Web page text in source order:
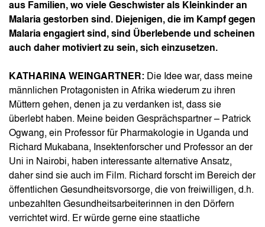
aus Familien, wo viele Geschwister als Kleinkinder an
Malaria gestorben sind. Diejenigen, die im Kampf gegen
Malaria engagiert sind, sind Überlebende und scheinen
auch daher motiviert zu sein, sich einzusetzen.
KATHARINA WEINGARTNER: Die Idee war, dass meine
männlichen Protagonisten in Afrika wiederum zu ihren
Müttern gehen, denen ja zu verdanken ist, dass sie
überlebt haben. Meine beiden Gesprächspartner – Patrick
Ogwang, ein Professor für Pharmakologie in Uganda und
Richard Mukabana, Insektenforscher und Professor an der
Uni in Nairobi, haben interessante alternative Ansatz,
daher sind sie auch im Film. Richard forscht im Bereich der
öffentlichen Gesundheitsvorsorge, die von freiwilligen, d.h.
unbezahlten Gesundheitsarbeiterinnen in den Dörfern
verrichtet wird. Er würde gerne eine staatliche